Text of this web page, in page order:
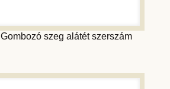
Gombozó szeg alátét szerszám